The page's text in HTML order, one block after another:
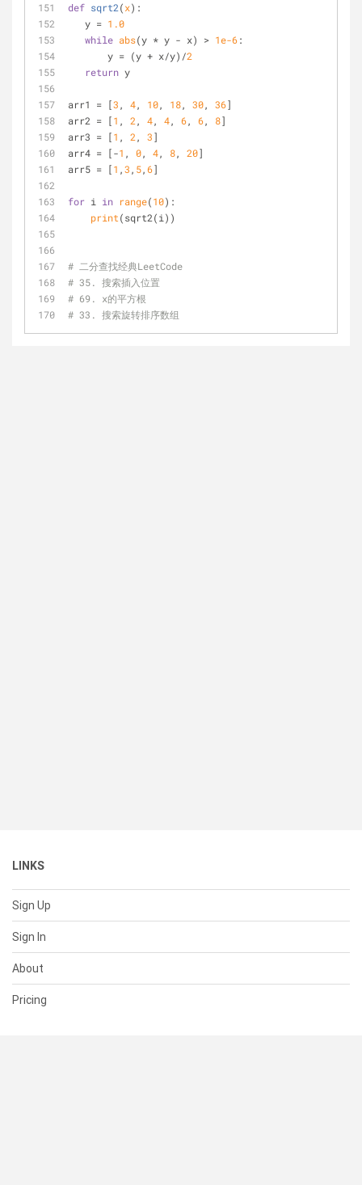
def sqrt2(x):
   y =
1.0
while abs(y * y - x) > 1e-6:
       y = (y + x/y)/
2
return y
arr1 = [3 , 4, 10, 18, 30, 36]
arr2 = [1 , 2 , 4, 4, 6, 6, 8]
arr3 = [1 , 2 , 3]
arr4 = [-1 , 0, 4, 8, 20]
arr5 = [1 ,3 , 5,6]
for i in range(10):
print(sqrt2(i))
# 二分查找经典LeetCode
# 35. 搜索插入位置
# 69. x的平方根
# 33. 搜索旋转排序数组
LINKS
Sign Up
Sign In
About
Pricing